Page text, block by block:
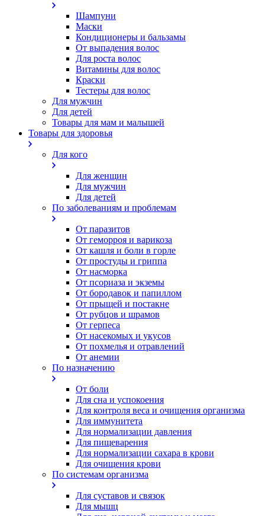
Шампуни
Маски
Кондиционеры и бальзамы
От выпадения волос
Для роста волос
Витамины для волос
Краски
Тестеры для волос
Для мужчин
Для детей
Товары для мам и малышей
Товары для здоровья
Для кого
Для женщин
Для мужчин
Для детей
По заболеваниям и проблемам
От паразитов
Oт геморроя и варикоза
От кашля и боли в горле
От простуды и гриппа
От насморка
Oт псориаза и экземы
От бородавок и папиллом
От прыщей и постакне
От рубцов и шрамов
От герпеса
От насекомых и укусов
От похмелья и отравлений
От анемии
По назначению
От боли
Для сна и успокоения
Для контроля веса и очищения организма
Для иммунитета
Для нормализации давления
Для пищеварения
Для нормализации сахара в крови
Для очищения крови
По системам организма
Для суставов и связок
Для мышц